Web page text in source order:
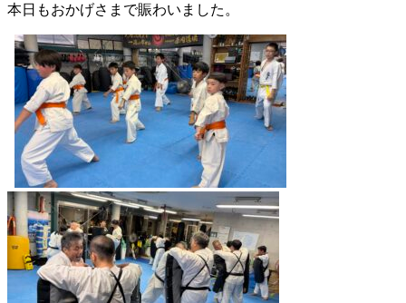
本日もおかげさまで賑わいました。